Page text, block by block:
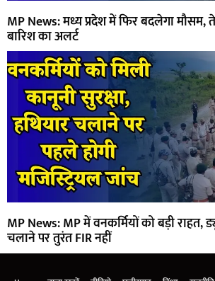
MP News: मध्य प्रदेश में फिर बदलेगा
बारिश का अलर्ट
MP News: MP में वनकर्मियों को बड़ी राहत,
चलाने पर तुरंत FIR नहीं